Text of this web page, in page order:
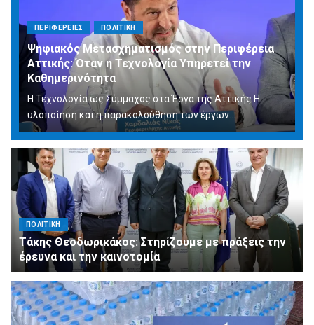
ΠΕΡΙΦΕΡΕΙΕΣ ΠΟΛΙΤΙΚΗ
Ψηφιακός Μετασχηματισμός στην Περιφέρεια
Αττικής: Όταν η Τεχνολογία Υπηρετεί την
Καθημερινότητα
Η Τεχνολογία ως Σύμμαχος στα Έργα της Αττικής Η
υλοποίηση και η παρακολούθηση των έργων...
ΠΟΛΙΤΙΚΗ
Τάκης Θεοδωρικάκος: Στηρίζουμε με πράξεις την
έρευνα και την καινοτομία